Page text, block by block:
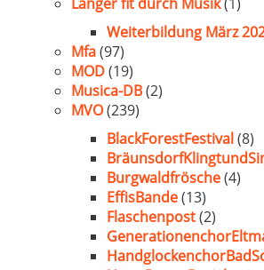
Weiterbildung März
Mfa(97)
MOD(19)
Musica-DB(2)
MVO(239)
BlackForestFestival(8)
Burgwaldfrösche(4)
EffisBande(13)
Flaschenpost(2)